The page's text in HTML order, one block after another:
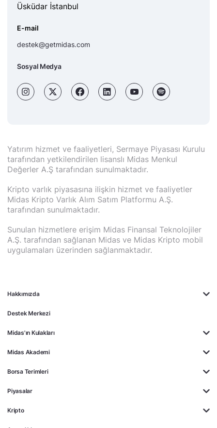
Hakkımızda
Destek Merkezi
Midas'ın Kulakları
Midas Akademi
Borsa Terimleri
Piyasalar
Kripto
Üsküdar İstanbul
E-mail
destek@getmidas.com
Sosyal Medya
Yatırım hizmet ve faaliyetleri, Sermaye Piyasası Kurulu
tarafından yetkilendirilen lisanslı Midas Menkul
Değerler A.Ş tarafından sunulmaktadır.
Kripto varlık piyasasına ilişkin hizmet ve faaliyetler
Midas Kripto Varlık Alım Satım Platformu A.Ş.
tarafından sunulmaktadır.
Sunulan hizmetlere erişim Midas Finansal Teknolojiler
A.Ş. tarafından sağlanan Midas ve Midas Kripto mobil
uygulamaları üzerinden sağlanmaktadır.